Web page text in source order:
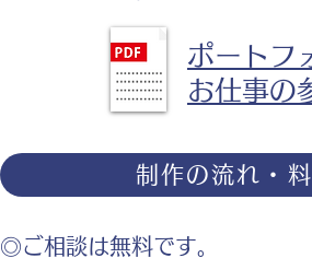
ポートフ
お仕事の
制作の流れ・
◎ご相談は無料です。